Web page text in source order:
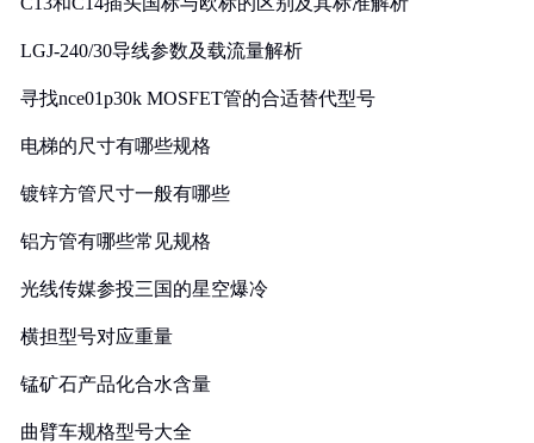
LGJ-240/30导线参数及载流量解析
寻找nce01p30k MOSFET管的合适替代型号
电梯的尺寸有哪些规格
镀锌方管尺寸一般有哪些
铝方管有哪些常见规格
光线传媒参投三国的星空爆冷
横担型号对应重量
锰矿石产品化合水含量
曲臂车规格型号大全